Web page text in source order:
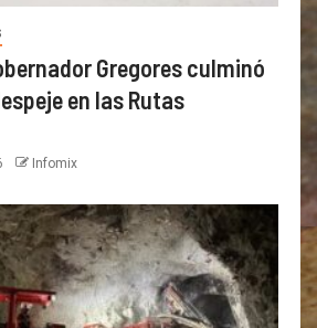
Gregores culminó
en las Rutas
Infomix